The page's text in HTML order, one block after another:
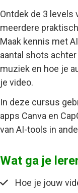
Ontdek de 3 levels
meerdere
Maak kennis met
aantal shots
muziek en hoe je
je video.
In deze cursus
apps Canva en
van AI-tools in
Wat ga je
Hoe je jouw